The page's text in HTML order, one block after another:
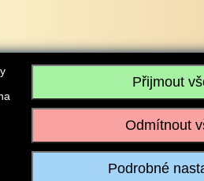
IČO: 28304845, se sídlem č.p. 17, 768 75 Loukov
Realizace:w-software.com